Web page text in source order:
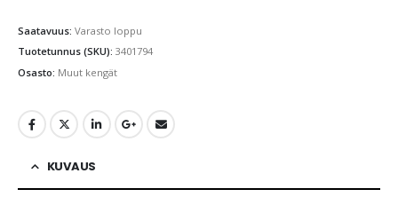
Saatavuus: Varasto loppu
Tuotetunnus (SKU): 3401794
Osasto: Muut kengät
KUVAUS